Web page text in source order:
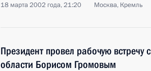
18 марта 2002 года, 21:20 Москва, Кремль
Президент провел рабочую встречу
области Борисом Громовым